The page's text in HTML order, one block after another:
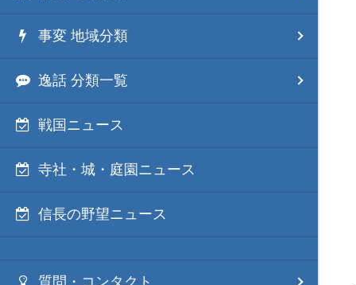
事変 地域分類
逸話 分類一覧
戦国ニュース
寺社・城・庭園ニュース
信長の野望ニュース
質問・コンタクト